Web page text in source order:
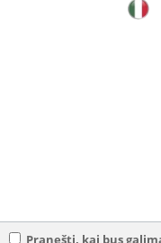
Pranešti, kai bus